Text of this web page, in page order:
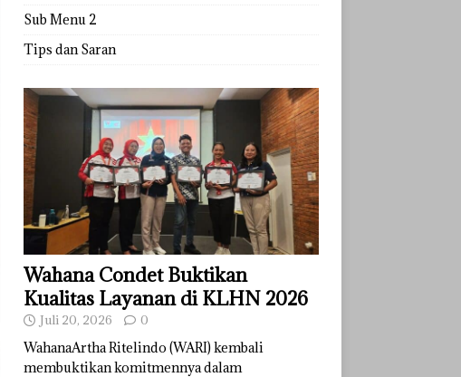
Sub Menu 2
Tips dan Saran
Wahana Condet Buktikan
Kualitas Layanan di KLHN 2026
Juli 20, 2026 0
WahanaArtha Ritelindo (WARI) kembali
membuktikan komitmennya dalam